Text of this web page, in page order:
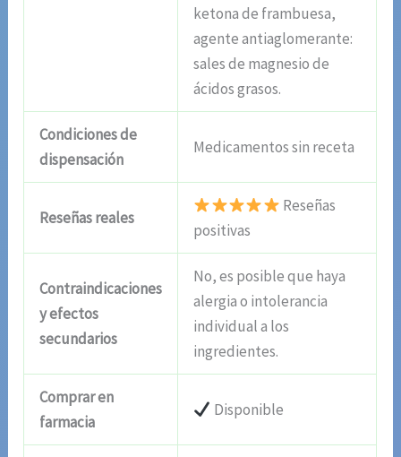
ketona de frambuesa,
agente antiaglomerante:
sales de magnesio de
ácidos grasos.
Condiciones de
dispensación
Medicamentos sin receta
Reseñas reales
Reseñas
positivas
Contraindicaciones
y efectos
secundarios
No, es posible que haya
alergia o intolerancia
individual a los
ingredientes.
Comprar en
farmacia
Disponible